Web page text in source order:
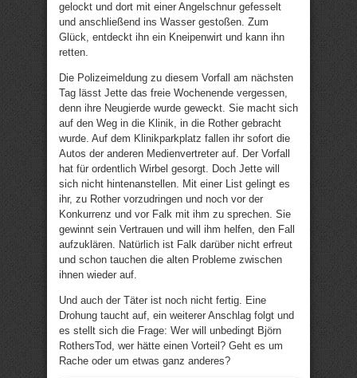
gelockt und dort mit einer Angelschnur gefesselt
und anschließend ins Wasser gestoßen. Zum
Glück, entdeckt ihn ein Kneipenwirt und kann ihn
retten.
Die Polizeimeldung zu diesem Vorfall am nächsten
Tag lässt Jette das freie Wochenende vergessen,
denn ihre Neugierde wurde geweckt. Sie macht sich
auf den Weg in die Klinik, in die Rother gebracht
wurde. Auf dem Klinikparkplatz fallen ihr sofort die
Autos der anderen Medienvertreter auf. Der Vorfall
hat für ordentlich Wirbel gesorgt. Doch Jette will
sich nicht hintenanstellen. Mit einer List gelingt es
ihr, zu Rother vorzudringen und noch vor der
Konkurrenz und vor Falk mit ihm zu sprechen. Sie
gewinnt sein Vertrauen und will ihm helfen, den Fall
aufzuklären. Natürlich ist Falk darüber nicht erfreut
und schon tauchen die alten Probleme zwischen
ihnen wieder auf.
Und auch der Täter ist noch nicht fertig. Eine
Drohung taucht auf, ein weiterer Anschlag folgt und
es stellt sich die Frage: Wer will unbedingt Björn
RothersTod, wer hätte einen Vorteil? Geht es um
Rache oder um etwas ganz anderes?